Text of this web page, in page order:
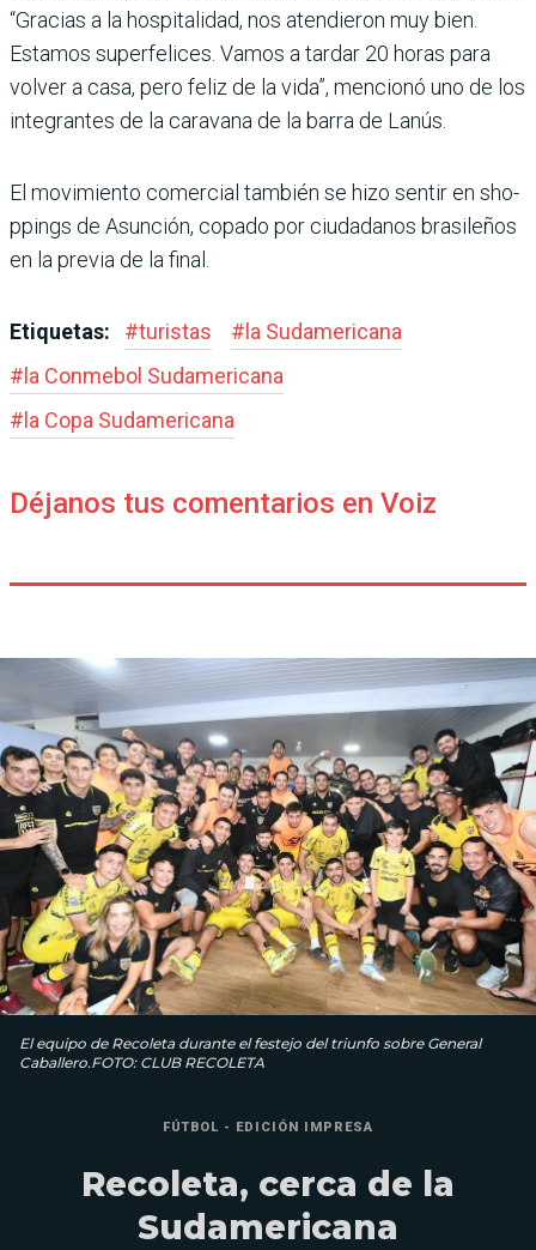
“Gra­cias a la hospitalidad, nos atendieron muy bien.
Esta­mos superfelices. Vamos a tardar 20 horas para
volver a casa, pero feliz de la vida”, mencionó uno de los
inte­grantes de la caravana de la barra de Lanús.
El movimiento comercial también se hizo sentir en sho­
ppings de Asunción, copado por ciudadanos brasileños
en la previa de la final.
Etiquetas: #turistas #la Sudamericana
#la Conmebol Sudamericana
#la Copa Sudamericana
Déjanos tus comentarios en Voiz
El equipo de Recoleta durante el festejo del triunfo sobre General
Caballero.FOTO: CLUB RECOLETA
FÚTBOL - EDICIÓN IMPRESA
Recoleta, cerca de la
Sudamericana